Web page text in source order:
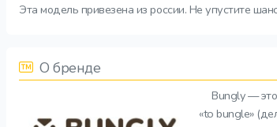
Эта модель привезена из россии. Не упустите
О бренде
Bungly —
«to bungle»